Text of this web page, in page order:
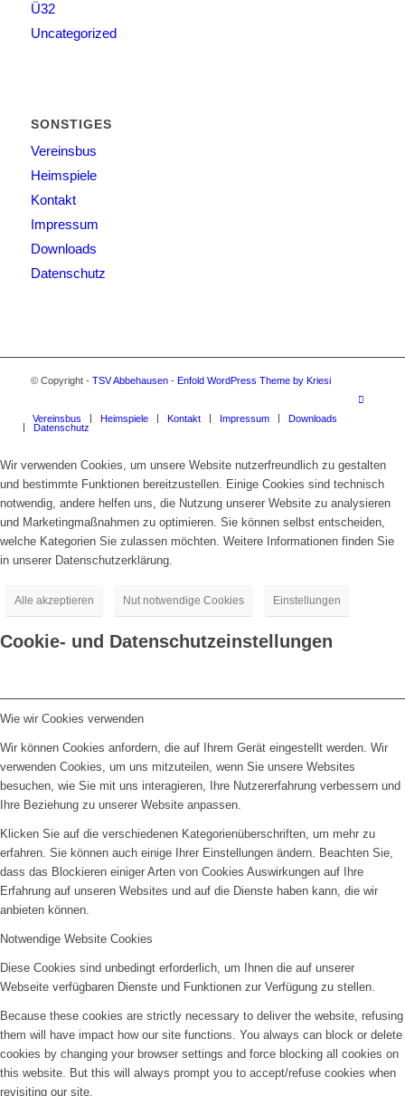
Ü32
Uncategorized
SONSTIGES
Vereinsbus
Heimspiele
Kontakt
Impressum
Downloads
Datenschutz
© Copyright - TSV Abbehausen- Enfold WordPress Theme by Kriesi
Vereinsbus Heimspiele Kontakt Impressum
Downloads
Datenschutz
Wir verwenden Cookies, um unsere Website nutzerfreundlich zu gestalten
und bestimmte Funktionen bereitzustellen. Einige Cookies sind technisch
notwendig, andere helfen uns, die Nutzung unserer Website zu analysieren
und Marketingmaßnahmen zu optimieren. Sie können selbst entscheiden,
welche Kategorien Sie zulassen möchten. Weitere Informationen finden Sie
in unserer Datenschutzerklärung.
Alle akzeptieren Nut notwendige Cookies Einstellungen
Cookie- und Datenschutzeinstellungen
Wie wir Cookies verwenden
Wir können Cookies anfordern, die auf Ihrem Gerät eingestellt werden. Wir
verwenden Cookies, um uns mitzuteilen, wenn Sie unsere Websites
besuchen, wie Sie mit uns interagieren, Ihre Nutzererfahrung verbessern und
Ihre Beziehung zu unserer Website anpassen.
Klicken Sie auf die verschiedenen Kategorienüberschriften, um mehr zu
erfahren. Sie können auch einige Ihrer Einstellungen ändern. Beachten Sie,
dass das Blockieren einiger Arten von Cookies Auswirkungen auf Ihre
Erfahrung auf unseren Websites und auf die Dienste haben kann, die wir
anbieten können.
Notwendige Website Cookies
Diese Cookies sind unbedingt erforderlich, um Ihnen die auf unserer
Webseite verfügbaren Dienste und Funktionen zur Verfügung zu stellen.
Because these cookies are strictly necessary to deliver the website, refusing
them will have impact how our site functions. You always can block or delete
cookies by changing your browser settings and force blocking all cookies on
this website. But this will always prompt you to accept/refuse cookies when
revisiting our site.